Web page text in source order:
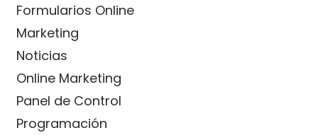
Formularios Online
Marketing
Noticias
Online Marketing
Panel de Control
Programación